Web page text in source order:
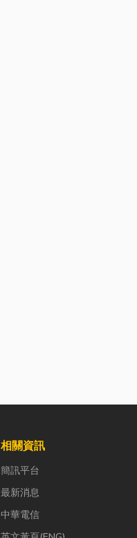
相關資訊
簡訊平台
最新消息
中華電信